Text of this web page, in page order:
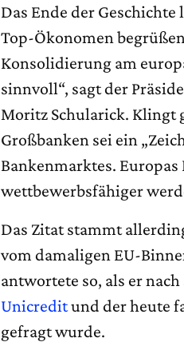
Das Ende der
Top-Ökonomen
Konsolidierung am
sinnvoll“, sagt der
Moritz Schularick. Klingt
Großbanken sei ein
Bankenmarktes.
wettbewerbsfähiger
Das Zitat stammt
vom damaligen EU-
antwortete so, als er
Unicreditund der heute
gefragt wurde.